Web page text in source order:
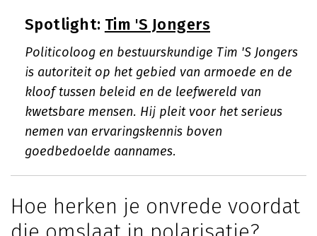
Spotlight: Tim 'S Jongers
Politicoloog en bestuurskundige Tim 'S Jongers
is autoriteit op het gebied van armoede en de
kloof tussen beleid en de leefwereld van
kwetsbare mensen. Hij pleit voor het serieus
nemen van ervaringskennis boven
goedbedoelde aannames.
Hoe herken je onvrede voordat